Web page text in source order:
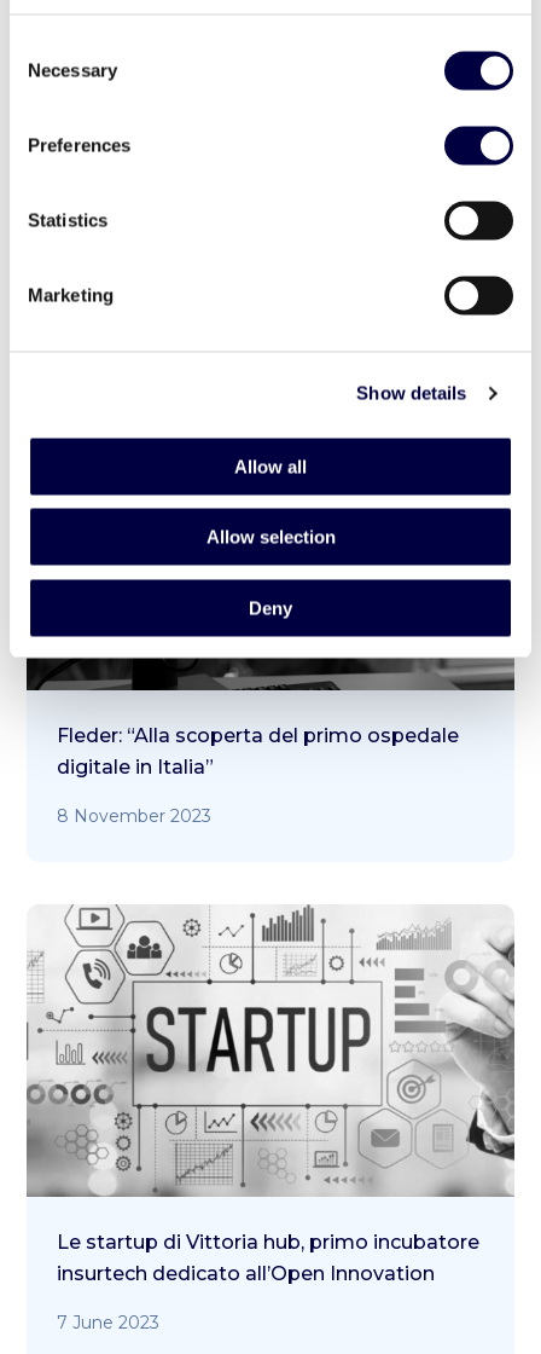
Selection
Necessary
Preferences
Statistics
Marketing
Show details
Allow all
Allow selection
Deny
HIFIVE: “Riparare il futuro”
Fleder: “Alla scoperta del primo ospedale
digitale in Italia”
8 November 2023
Le startup di Vittoria hub, primo incubatore
insurtech dedicato all’Open Innovation
7 June 2023